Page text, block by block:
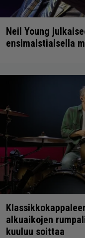
Neil Young
ensimaistiaisella
alkuaikojen
kuuluu soittaa